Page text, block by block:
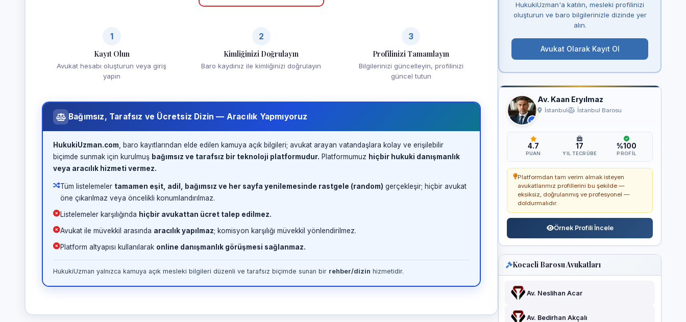
1
Kayıt Olun
Avukat hesabı oluşturun veya giriş
yapın
2
Kimliğinizi Doğrulayın
Baro kaydınız ile kimliğinizi doğrulayın
3
Profilinizi Tamamlayın
Bilgilerinizi güncelleyin, profilinizi
güncel tutun
Bağımsız, Tarafsız ve Ücretsiz Dizin — Aracılık Yapmıyoruz
HukukiUzman.com , baro kayıtlarından elde edilen kamuya açık bilgileri; avukat arayan vatandaşlara kolay ve erişilebilir
biçimde sunmak için kurulmuş bağımsız ve tarafsız bir teknoloji platformudur. Platformumuz hiçbir hukuki danışmanlık
veya aracılık hizmeti vermez.
Tüm listelemeler tamamen eşit, adil, bağımsız ve her sayfa yenilemesinde rastgele (random) gerçekleşir; hiçbir avukat
öne çıkarılmaz veya öncelikli konumlandırılmaz.
Listelemeler karşılığında hiçbir avukattan ücret talep edilmez.
Avukat ile müvekkil arasında aracılık yapılmaz; komisyon karşılığı müvekkil yönlendirilmez.
Platform altyapısı kullanılarak online danışmanlık görüşmesi sağlanmaz.
HukukiUzman yalnızca kamuya açık mesleki bilgileri düzenli ve tarafsız biçimde sunan bir rehber/dizin hizmetidir.
HukukiUzman'a katılın, mesleki profilinizi
oluşturun ve baro bilgilerinizle dizinde yer
alın.
Avukat Olarak Kayıt Ol
Av. Kaan Eryılmaz
İstanbul İstanbul Barosu
4.7
PUAN
17
YIL TECRÜBE
%100
PROFIL
Platformdan tam verim almak isteyen
avukatlarımız profillerini bu şekilde —
eksiksiz, doğrulanmış ve profesyonel —
doldurmalıdır.
Örnek Profili İncele
Kocaeli Barosu Avukatları
Av. Neslihan Acar
Av. Bedirhan Akçalı